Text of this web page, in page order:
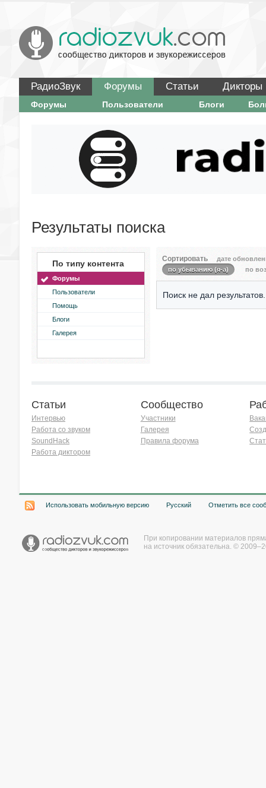
РадиоЗвук Форумы Статьи Дикторы
Форумы Пользователи Блоги
Результаты поиска
По типу контента
Форумы
Пользователи
Помощь
Блоги
Галерея
Сортировать
дате
по убыванию (я-а)
по
Поиск не дал результатов.
Статьи
Интервью
Работа со звуком
SoundHack
Работа диктором
Сообщество
Участники
Галерея
Правила форума
Использовать мобильную версию Русский Отметить все
При копировании материалов
на источник обязательна. ©